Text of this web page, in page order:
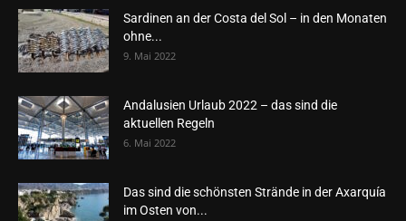
Sardinen an der Costa del Sol – in den Monaten
ohne...
9. Mai 2022
Andalusien Urlaub 2022 – das sind die
aktuellen Regeln
6. Mai 2022
Das sind die schönsten Strände in der Axarquía
im Osten von...